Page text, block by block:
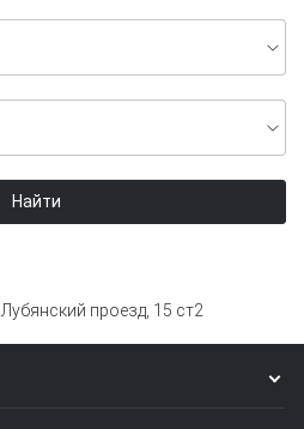
Найти
Лубянский проезд, 15 ст2